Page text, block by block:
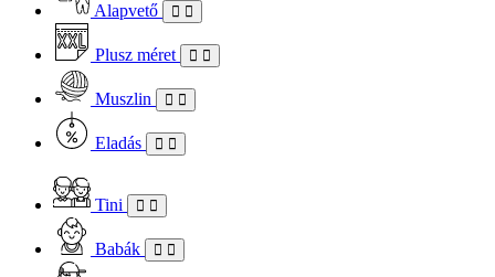
Alapvető
Plusz méret
Muszlin
Eladás
Tini
Babák